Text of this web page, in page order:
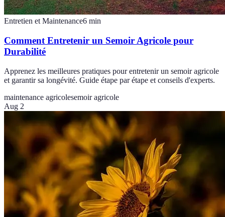
Entretien et Maintenance6 min
Comment Entretenir un Semoir Agricole pour
Durabilité
Apprenez les meilleures pratiques pour entretenir un semoir agricole
et garantir sa longévité. Guide étape par étape et conseils d'experts.
maintenance agricolesemoir agricole
Aug 2